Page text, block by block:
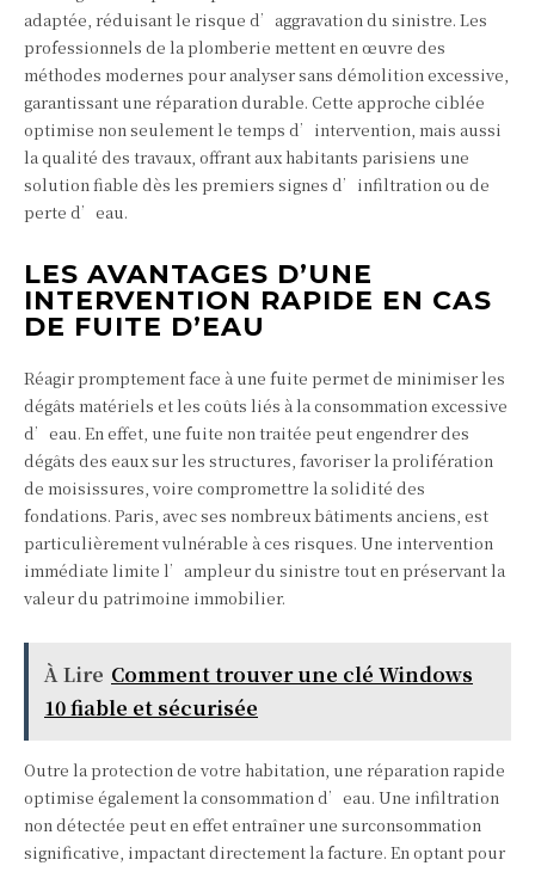
adaptée, réduisant le risque d’aggravation du sinistre. Les
professionnels de la plomberie mettent en œuvre des
méthodes modernes pour analyser sans démolition excessive,
garantissant une réparation durable. Cette approche ciblée
optimise non seulement le temps d’intervention, mais aussi
la qualité des travaux, offrant aux habitants parisiens une
solution fiable dès les premiers signes d’infiltration ou de
perte d’eau.
LES AVANTAGES D’UNE
INTERVENTION RAPIDE EN CAS
DE FUITE D’EAU
Réagir promptement face à une fuite permet de minimiser les
dégâts matériels et les coûts liés à la consommation excessive
d’eau. En effet, une fuite non traitée peut engendrer des
dégâts des eaux sur les structures, favoriser la prolifération
de moisissures, voire compromettre la solidité des
fondations. Paris, avec ses nombreux bâtiments anciens, est
particulièrement vulnérable à ces risques. Une intervention
immédiate limite l’ampleur du sinistre tout en préservant la
valeur du patrimoine immobilier.
À Lire Comment trouver une clé Windows
10 fiable et sécurisée
Outre la protection de votre habitation, une réparation rapide
optimise également la consommation d’eau. Une infiltration
non détectée peut en effet entraîner une surconsommation
significative, impactant directement la facture. En optant pour